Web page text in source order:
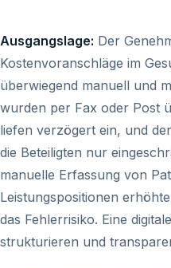
Ausgangslage: Der
Kostenvoranschläge im
überwiegend manuell und
wurden per Fax oder Post
liefen verzögert ein, und
die Beteiligten nur
manuelle Erfassung von
Leistungspositionen
das Fehlerrisiko. Eine
strukturieren und